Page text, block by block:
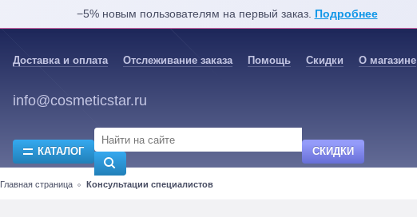
−5% новым пользователям на первый заказ. Подробнее
Доставка и оплата Отслеживание заказа Помощь Скидки О магазине
info@cosmeticstar.ru
КАТАЛОГ СКИДКИ
Главная страница Консультации специалистов